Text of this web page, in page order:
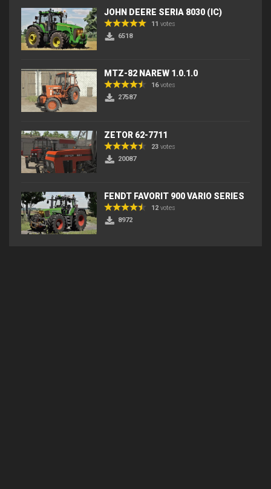
JOHN DEERE SERIA 8030 (IC)
11 votes
6518
MTZ-82 NAREW 1.0.1.0
16votes
27587
ZETOR 62-7711
23 votes
20087
FENDT FAVORIT 900 VARIO SERIES
12 votes
8972